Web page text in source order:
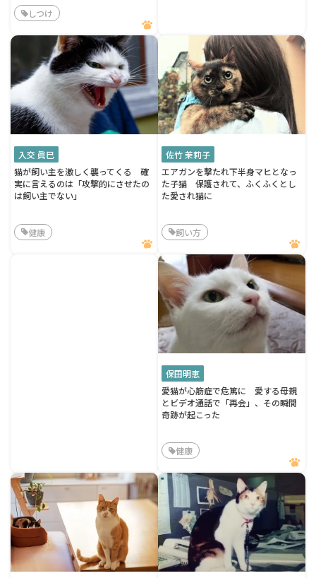
しつけ
入交 眞巳
猫が飼い主を激しく襲ってくる 確
実に言えるのは「攻撃的にさせたの
は飼い主でない」
健康
佐竹 茉莉子
エアガンを撃たれ下半身マヒとなっ
た子猫 保護されて、ふくふくとし
た愛され猫に
飼い方
保田明恵
愛猫が心筋症で危篤に 愛する母親
とビデオ通話で「再会」、その瞬間
奇跡が起こった
健康